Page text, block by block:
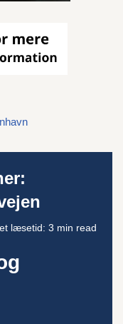
læsetid: 3 min read